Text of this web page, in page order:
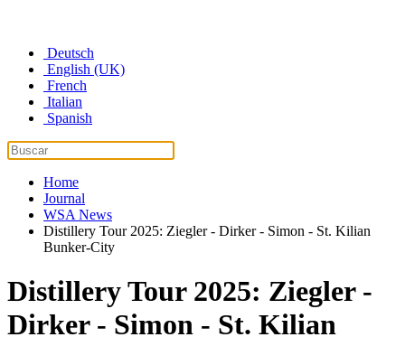
Deutsch
English (UK)
French
Italian
Spanish
Home
Journal
WSA News
Distillery Tour 2025: Ziegler - Dirker - Simon - St. Kilian
Bunker-City
Distillery Tour 2025: Ziegler -
Dirker - Simon - St. Kilian